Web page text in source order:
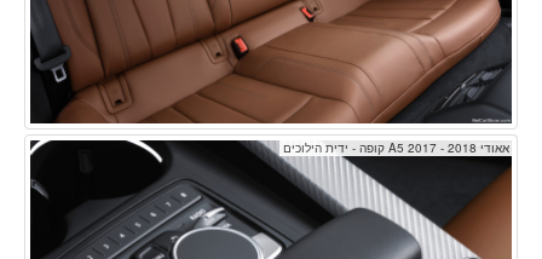
אאודי A5 2017 - 2018 קופה - ידית הילוכים